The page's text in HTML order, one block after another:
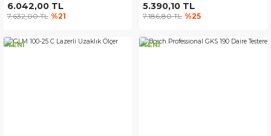
6.042,00 TL
7.632,00 TL %21
5.390,10 TL
7.186,80 TL %25
YENİ YENİ